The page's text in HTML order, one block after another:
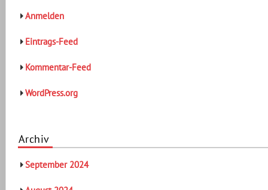
Anmelden
Eintrags-Feed
Kommentar-Feed
WordPress.org
Archiv
September 2024